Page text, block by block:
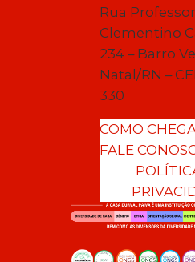
Rua Professor
Clementino
234 – Barro
Natal/RN –
330
COMO
FALE